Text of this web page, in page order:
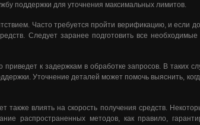
поддержки для уточнения максимальных лимитов.
Часто требуется пройти верификацию, и если
Следует заранее подготовить все
к задержкам в обработке запросов. В таких
Уточнение деталей может помочь выяснить,
также влиять на скорость получения средств.
распространенных методов, как правило,